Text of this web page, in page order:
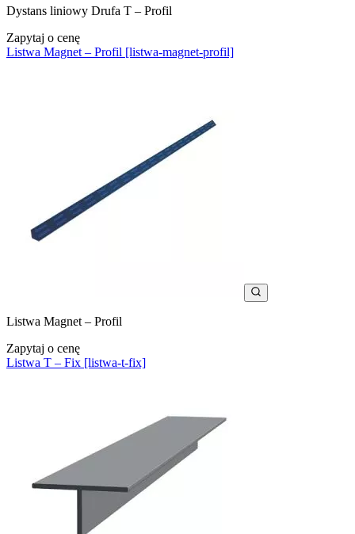
Dystans liniowy Drufa T – Profil
Zapytaj o cenę
Listwa Magnet – Profil [listwa-magnet-profil]
Listwa Magnet – Profil
Zapytaj o cenę
Listwa T – Fix [listwa-t-fix]